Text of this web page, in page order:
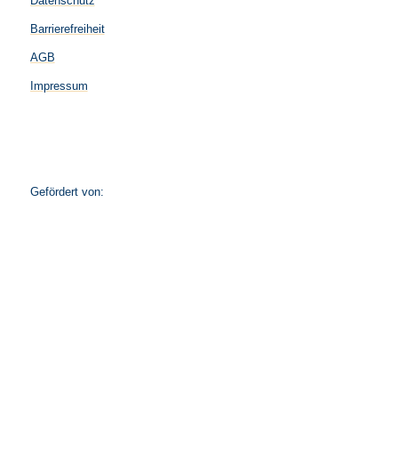
Barrierefreiheit
AGB
Impressum
Gefördert von: